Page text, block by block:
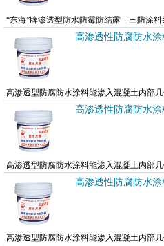
“东海”牌渗透型防水防霉防结露---三防涂
低，抗裂性好、施工性能优异，同时具有
高渗透性防腐防水涂
高渗透型防腐防水涂料能渗入混凝土内部
之间、硅羟基与混凝土表面和毛细孔道中
高渗透性防腐防水涂
高渗透型防腐防水涂料能渗入混凝土内部
之间、硅羟基与混凝土表面和毛细孔道中
高渗透性防腐防水涂
高渗透型防腐防水涂料能渗入混凝土内部